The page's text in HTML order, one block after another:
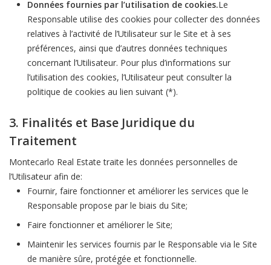
Données fournies par l’utilisation de cookies.Le
Responsable utilise des cookies pour collecter des données
relatives à l’activité de l’Utilisateur sur le Site et à ses
préférences, ainsi que d’autres données techniques
concernant l’Utilisateur. Pour plus d’informations sur
l’utilisation des cookies, l’Utilisateur peut consulter la
politique de cookies au lien suivant (*).
3. Finalités et Base Juridique du
Traitement
Montecarlo Real Estate traite les données personnelles de
l’Utilisateur afin de:
Fournir, faire fonctionner et améliorer les services que le
Responsable propose par le biais du Site;
Faire fonctionner et améliorer le Site;
Maintenir les services fournis par le Responsable via le Site
de manière sûre, protégée et fonctionnelle.